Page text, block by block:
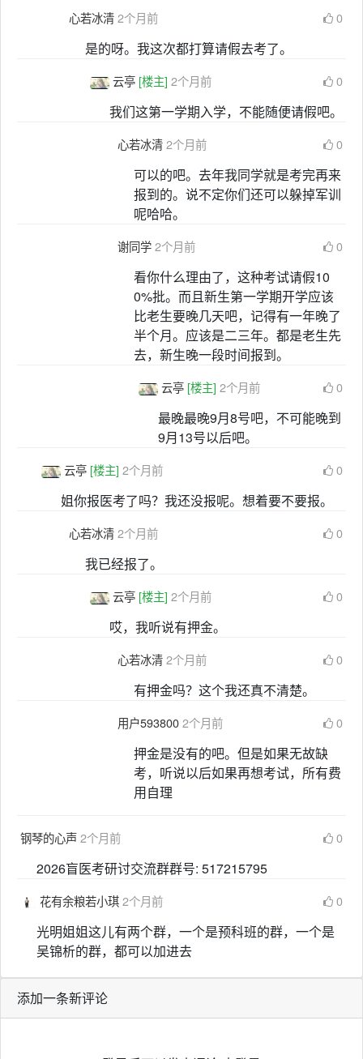
心若冰清2个月前 0
是的呀。我这次都打算请假去考了。
云亭 [楼主] 2个月前 0
我们这第一学期入学，不能随便请假吧。
心若冰清2个月前 0
可以的吧。去年我同学就是考完再来
报到的。说不定你们还可以躲掉军训
呢哈哈。
谢同学2个月前 0
看你什么理由了，这种考试请假10
0%批。而且新生第一学期开学应该
比老生要晚几天吧，记得有一年晚了
半个月。应该是二三年。都是老生先
去，新生晚一段时间报到。
云亭 [楼主] 2个月前 0
最晚最晚9月8号吧，不可能晚到
9月13号以后吧。
云亭 [楼主] 2个月前 0
姐你报医考了吗？我还没报呢。想着要不要报。
心若冰清2个月前 0
我已经报了。
云亭 [楼主] 2个月前 0
哎，我听说有押金。
心若冰清2个月前 0
有押金吗？这个我还真不清楚。
用户5938002个月前 0
押金是没有的吧。但是如果无故缺
考，听说以后如果再想考试，所有费
用自理
钢琴的心声2个月前 0
2026盲医考研讨交流群群号: 517215795
花有余粮若小琪2个月前 0
光明姐姐这儿有两个群，一个是预科班的群，一个是
吴锦析的群，都可以加进去
添加一条新评论